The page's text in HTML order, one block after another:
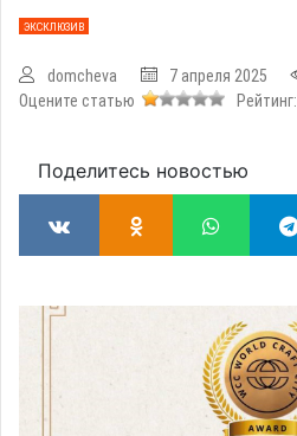
ЭКСКЛЮЗИВ
domcheva 7 апреля 2025
Оцените статью
Рейтинг:
Поделитесь новостью